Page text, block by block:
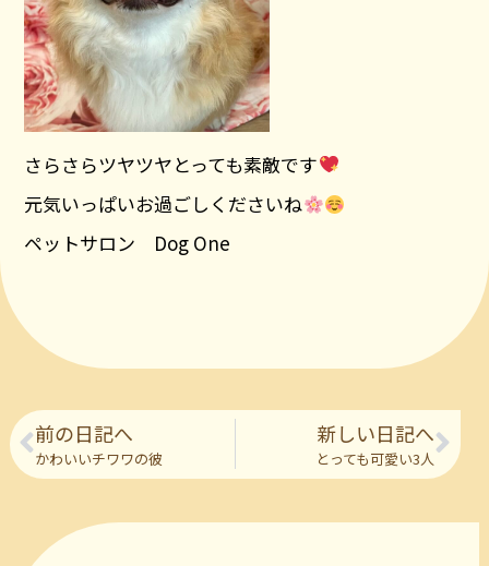
さらさらツヤツヤとっても素敵です
元気いっぱいお過ごしくださいね
ペットサロン Dog One
前の日記へ
かわいいチワワの彼
新しい日記へ
とっても可愛い3人